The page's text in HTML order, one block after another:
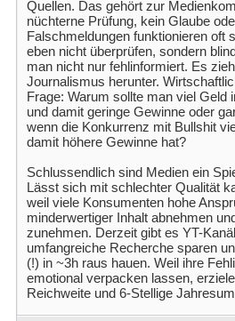
Quellen. Das gehört zur
nüchterne Prüfung, kein Glaube
Falschmeldungen funktionieren oft
eben nicht überprüfen, sondern
man nicht nur fehlinformiert. Es
Journalismus herunter.
Frage: Warum sollte man viel Geld
und damit geringe Gewinne oder
wenn die Konkurrenz mit Bullshit
damit höhere Gewinne hat?
Schlussendlich sind Medien ein
Lässt sich mit schlechter Qualität
weil viele Konsumenten hohe
minderwertiger Inhalt abnehmen
zunehmen. Derzeit gibt es YT-
umfangreiche Recherche sparen
(!) in ~3h raus hauen. Weil ihre
emotional verpacken lassen,
Reichweite und 6-Stellige